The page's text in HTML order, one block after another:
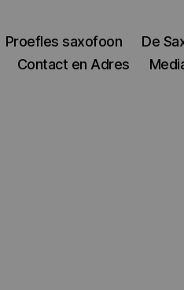
Proefles saxofoon
De
Contact en Adres